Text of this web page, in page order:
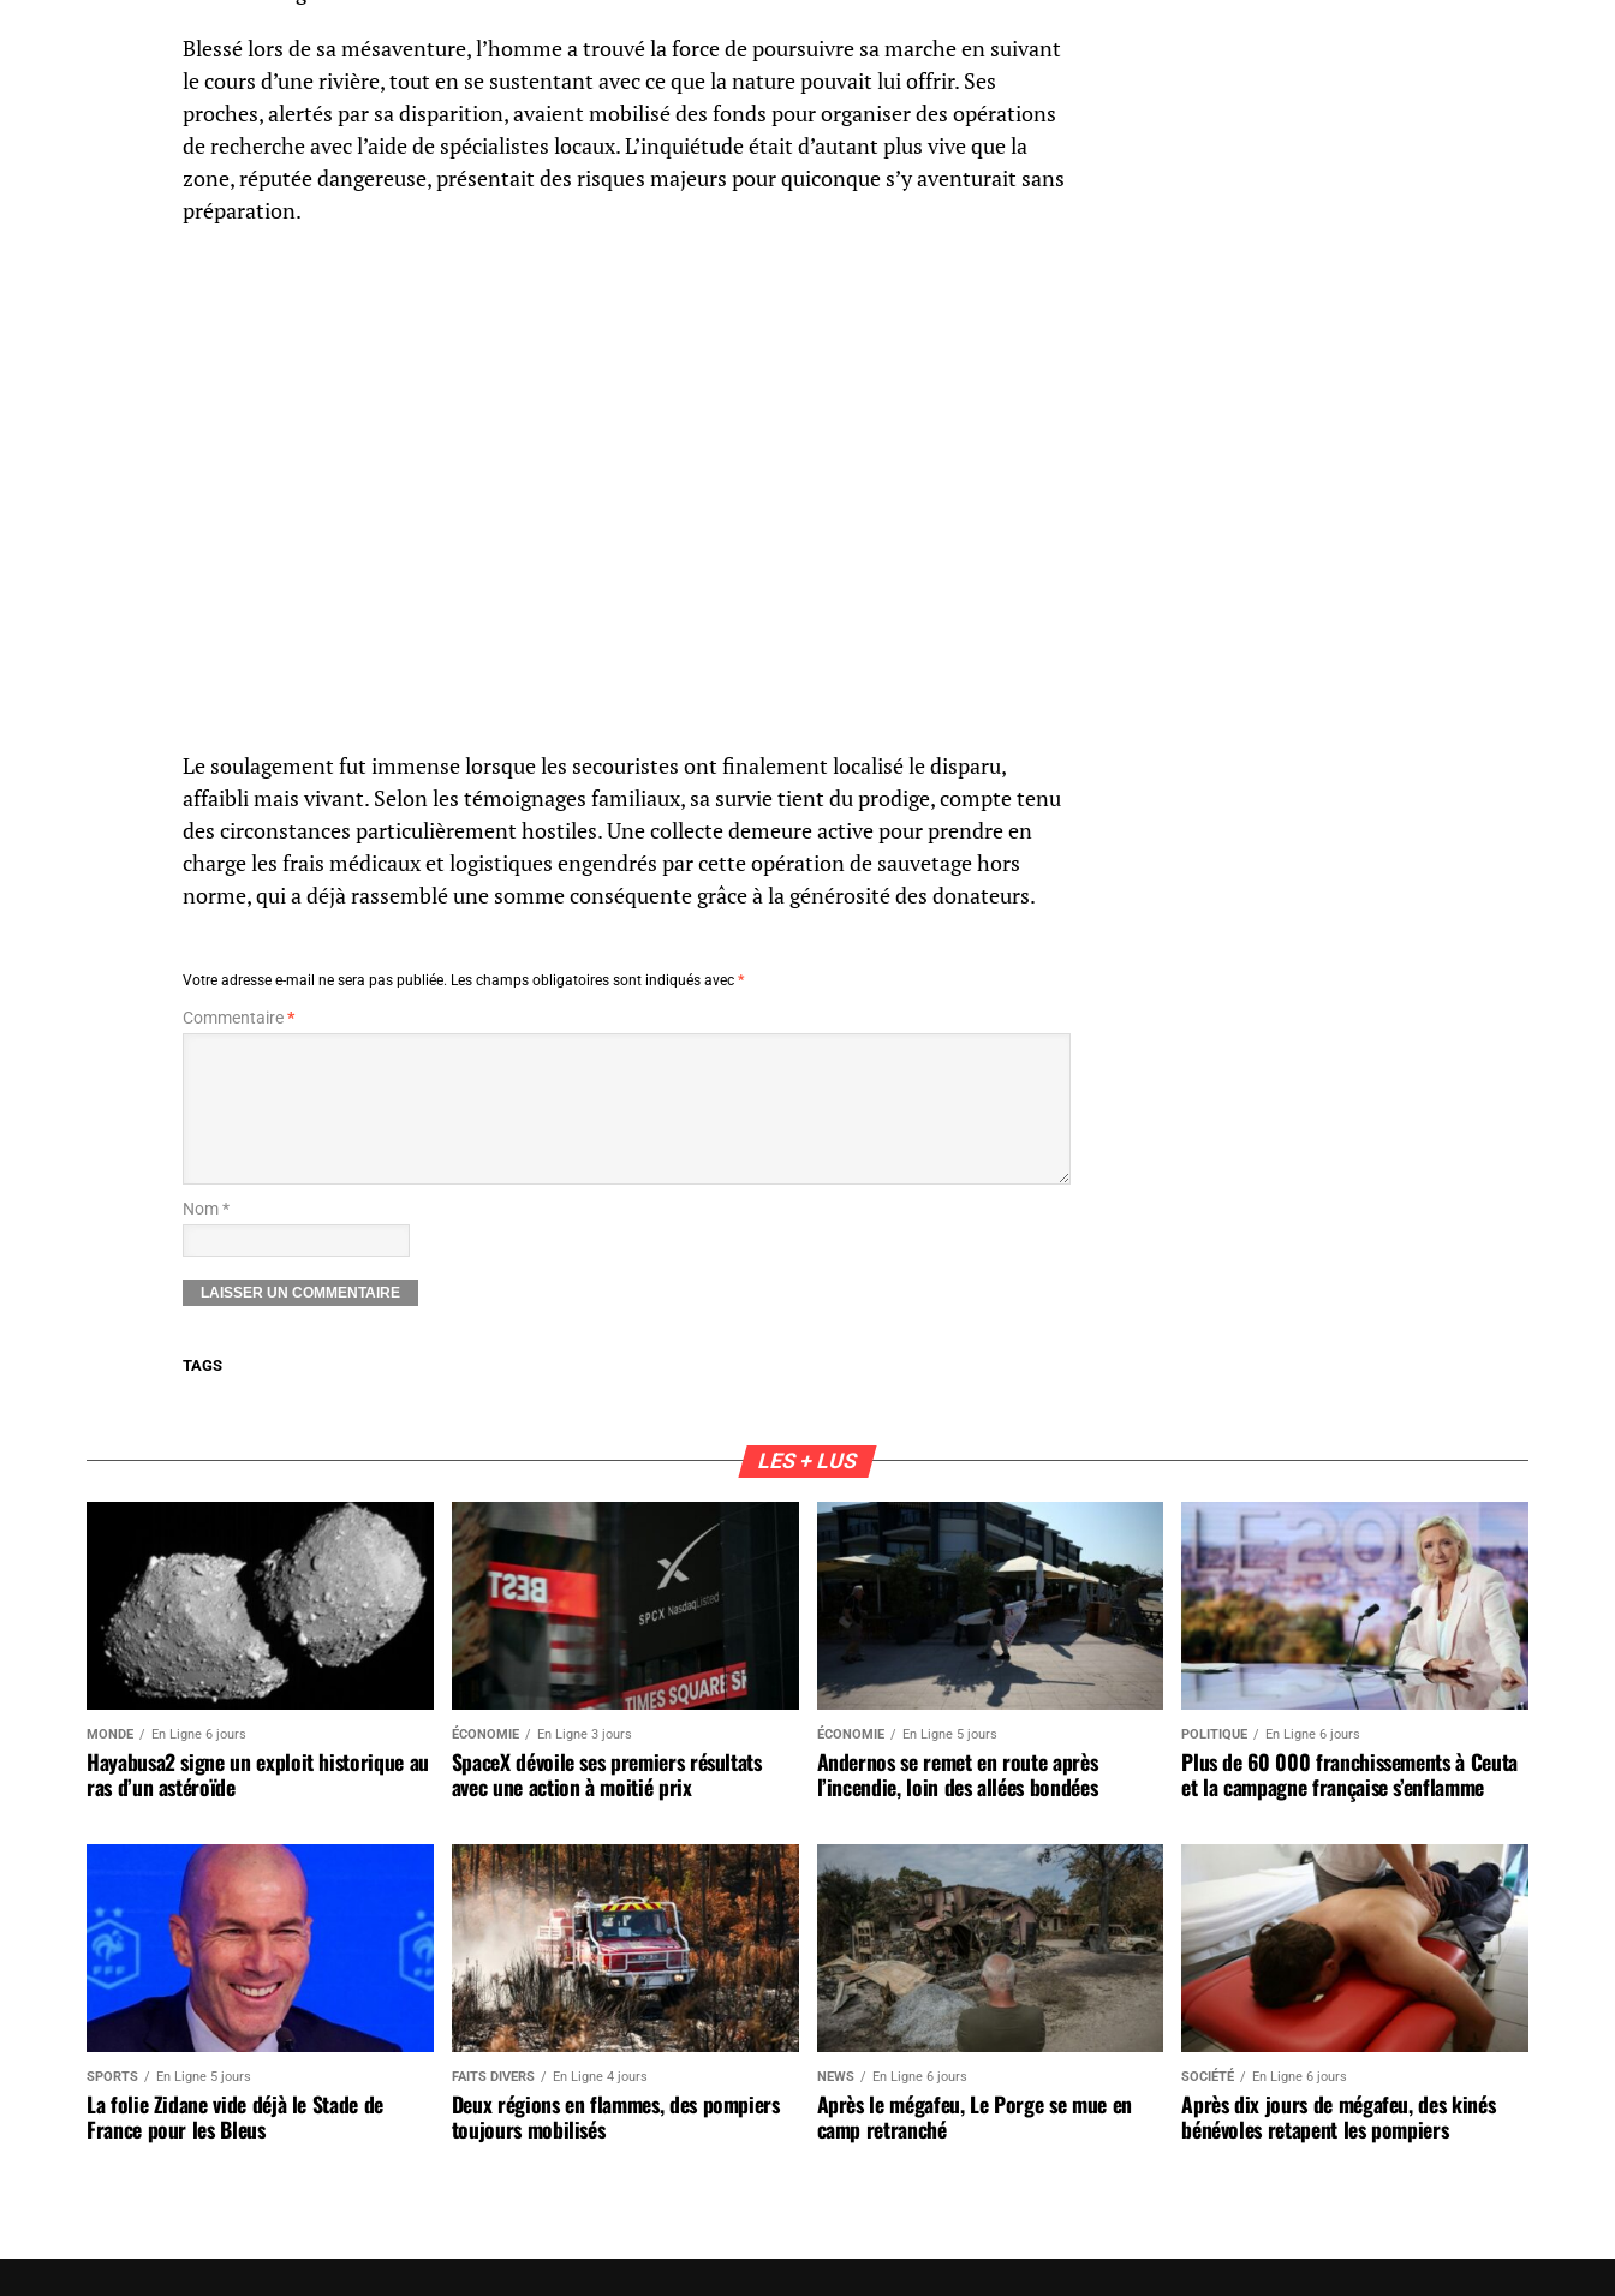
Blessé lors de sa mésaventure, l’homme a trouvé la force de poursuivre sa marche en suivant
le cours d’une rivière, tout en se sustentant avec ce que la nature pouvait lui offrir. Ses
proches, alertés par sa disparition, avaient mobilisé des fonds pour organiser des opérations
de recherche avec l’aide de spécialistes locaux. L’inquiétude était d’autant plus vive que la
zone, réputée dangereuse, présentait des risques majeurs pour quiconque s’y aventurait sans
préparation.
Le soulagement fut immense lorsque les secouristes ont finalement localisé le disparu,
affaibli mais vivant. Selon les témoignages familiaux, sa survie tient du prodige, compte tenu
des circonstances particulièrement hostiles. Une collecte demeure active pour prendre en
charge les frais médicaux et logistiques engendrés par cette opération de sauvetage hors
norme, qui a déjà rassemblé une somme conséquente grâce à la générosité des donateurs.
Votre adresse e-mail ne sera pas publiée. Les champs obligatoires sont indiqués avec *
Commentaire*
Nom *
TAGS
LES + LUS
MONDE En Ligne 6 jours
Hayabusa2 signe un exploit historique au
ras d’un astéroïde
ÉCONOMIE En Ligne 3 jours
SpaceX dévoile ses premiers résultats
avec une action à moitié prix
ÉCONOMIE En Ligne 5 jours
Andernos se remet en route après
l’incendie, loin des allées bondées
POLITIQUE En Ligne 6 jours
Plus de 60 000 franchissements à Ceuta
et la campagne française s’enflamme
SPORTS En Ligne 5 jours
La folie Zidane vide déjà le Stade de
France pour les Bleus
FAITS DIVERS En Ligne 4 jours
Deux régions en flammes, des pompiers
toujours mobilisés
NEWS En Ligne 6 jours
Après le mégafeu, Le Porge se mue en
camp retranché
SOCIÉTÉ En Ligne 6 jours
Après dix jours de mégafeu, des kinés
bénévoles retapent les pompiers